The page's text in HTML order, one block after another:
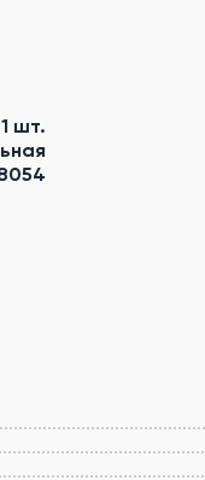
1 шт.